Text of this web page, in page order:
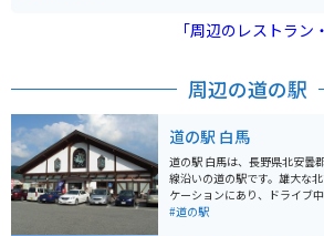
「周辺のレストラ
周辺の道の駅
道の駅 白馬
道の駅 白馬は、長野県北安曇
線沿いの道の駅です。雄大な
ケーションにあり、ドライブ
気です。 地元の特産品を販売するショップでは、新鮮な
#道の駅